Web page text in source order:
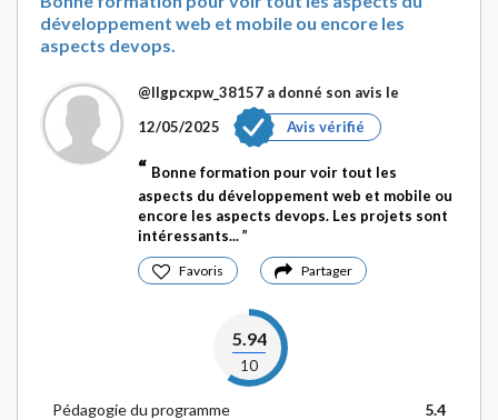
développement web et mobile ou encore les
aspects devops.
@Ilgpcxpw_38157 a donné son avis le
12/05/2025
Avis vérifié
Bonne formation pour voir tout les
aspects du développement web et mobile ou
encore les aspects devops. Les projets sont
intéressants...
Favoris Partager
5.94
10
Pédagogie du programme
5.4